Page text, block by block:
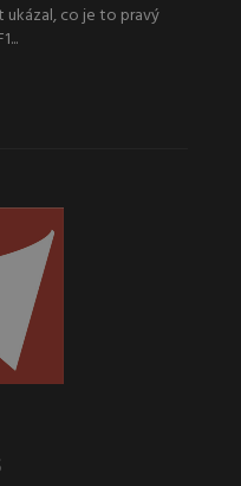
ukázal, co je to pravý